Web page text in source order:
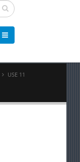
USE 11